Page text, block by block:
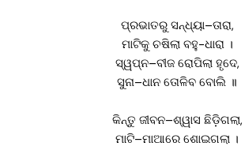
ପ୍ରଭାତରୁ ସନ୍ଧ୍ୟା–ତାରା,
ମାଟିକୁ ଚଷିଲା ବହୁ-ଧାରା ।
ସ୍ୱପ୍ନ–ବୀଜ ରୋପିଲା ହୃଦେ,
ସୁନା–ଧାନ ତୋଳିବ ବୋଲି ॥
କିନ୍ତୁ ଜୀବନ–ଶ୍ୱାସ ଛିଡ଼ିଗଲା,
ମାଟି–ମାଆରେ ଶୋଇଗଲା ।